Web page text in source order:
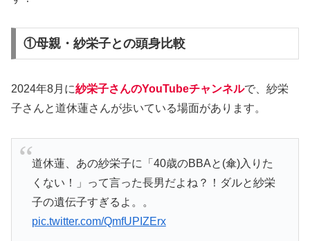
①母親・紗栄子との頭身比較
2024年8月に紗栄子さんのYouTubeチャンネルで、紗栄
子さんと道休蓮さんが歩いている場面があります。
道休蓮、あの紗栄子に「40歳のBBAと(傘)入りた
くない！」って言った長男だよね？！ダルと紗栄
子の遺伝子すぎるよ。。
pic.twitter.com/QmfUPIZErx